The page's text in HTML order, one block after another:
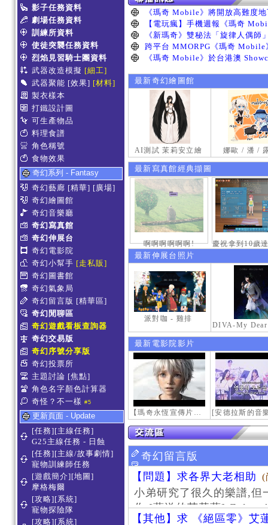
影子任務資料
劇場任務資料
訓練所資料
使徒突襲任務資料
烈焰見習騎士團資料
武器改造模擬 [細工]
武器聚能 [效果] [材料]
製衣樣本
打鐵設計圖
可生產物品
料理食譜
角色稱號
食物效果
奇幻系列 - Fantasy
奇幻藝廊 [精華] [廣場]
奇幻繪圖館
奇幻音樂廳
奇幻寫真館
奇幻伸展台
奇幻電影院
奇幻小幫手 [走私販]
奇幻圖書館
奇幻氣象局
奇幻留言版 [精華區]
奇幻閒聊區
奇幻遊戲看板查詢器
奇幻交易版
奇幻序號分享版
奇幻投票所
主題討論 [焦點]
角色名字顏色計算器
奇怪？不一樣 #5
更新頁面 - Update
[任務][主線任務]
G25主線任務 - 日蝕
[任務][主線/故事劇情]
寵物訓練師任務
[遊戲簡介][地圖]
摩格梅爾
[攻略][系統]
寵物探險隊
[攻略][系統]
最新奇幻繪圖館
AI測試 茉莉安立繪 娜歐 / 潘 /
最新寫真館經典擷圖
啊啊啊啊啊啊!
最新伸展台照片
派對咖 - 雞排
最新電影院影片
【瑪奇永恆宣傳片】最初的感動
奇幻留言版
【問題】求各界大老相助
(
小弟研究了很久的樂譜,但
作 [葬送的芙莉蓮]-
【其他】求 《絕區零》艾